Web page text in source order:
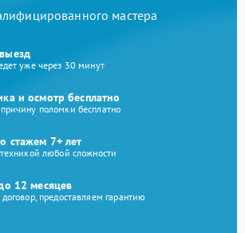
мастера
уже через 30 минут
и осмотр бесплатно
поломки бесплатно
стажем 7+ лет
любой сложности
12 месяцев
предоставляем гарантию